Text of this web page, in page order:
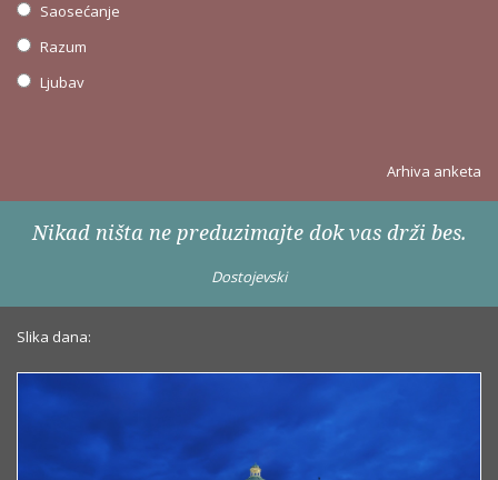
Saosećanje
Razum
Ljubav
Arhiva anketa
Nikad ništa ne preduzimajte dok vas drži bes.
Dostojevski
Slika dana: